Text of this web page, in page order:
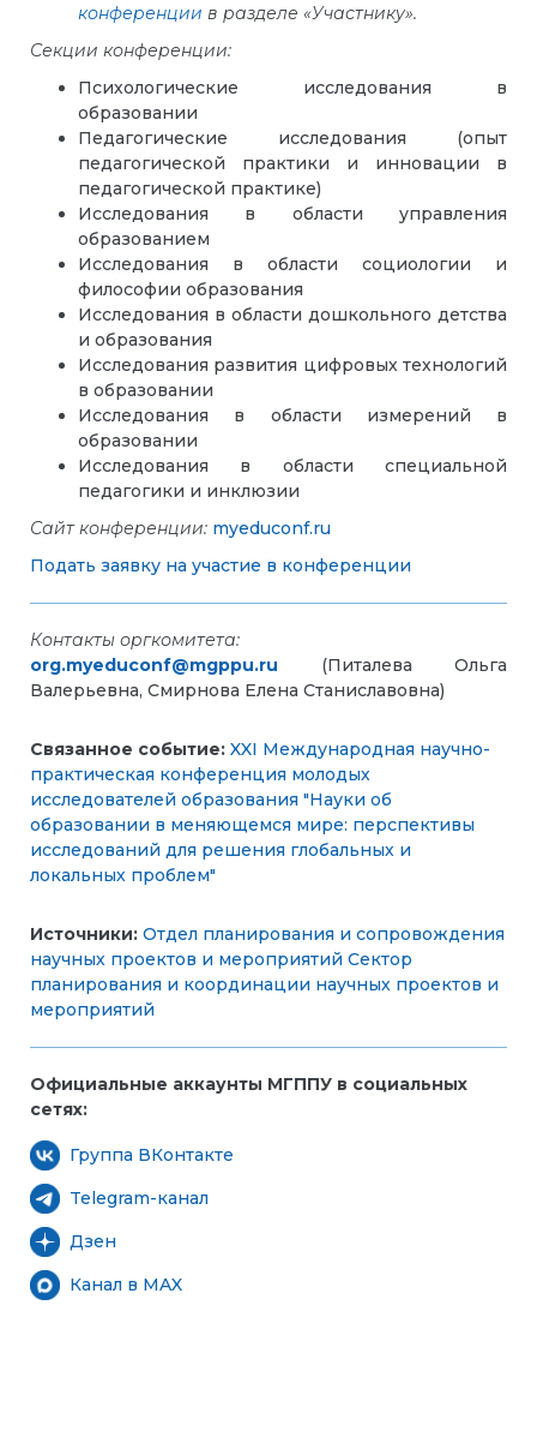
конференции в разделе «Участнику».
Секции конференции:
Психологические исследования в
образовании
Педагогические исследования (опыт
педагогической практики и инновации в
педагогической практике)
Исследования в области управления
образованием
Исследования в области социологии и
философии образования
Исследования в области дошкольного детства
и образования
Исследования развития цифровых технологий
в образовании
Исследования в области измерений в
образовании
Исследования в области специальной
педагогики и инклюзии
Сайт конференции: myeduconf.ru
Подать заявку на участие в конференции
Контакты оргкомитета:
org.myeduconf@mgppu.ru
(Питалева Ольга
Валерьевна, Смирнова Елена Станиславовна)
Связанное событие: XXI Международная научно-
практическая конференция молодых
исследователей образования "Науки об
образовании в меняющемся мире: перспективы
исследований для решения глобальных и
локальных проблем"
Источники: Отдел планирования и сопровождения
научных проектов и мероприятий Сектор
планирования и координации научных проектов и
мероприятий
Официальные аккаунты МГППУ в социальных
сетях:
Группа ВКонтакте
Telegram-канал
Дзен
Канал в MAX